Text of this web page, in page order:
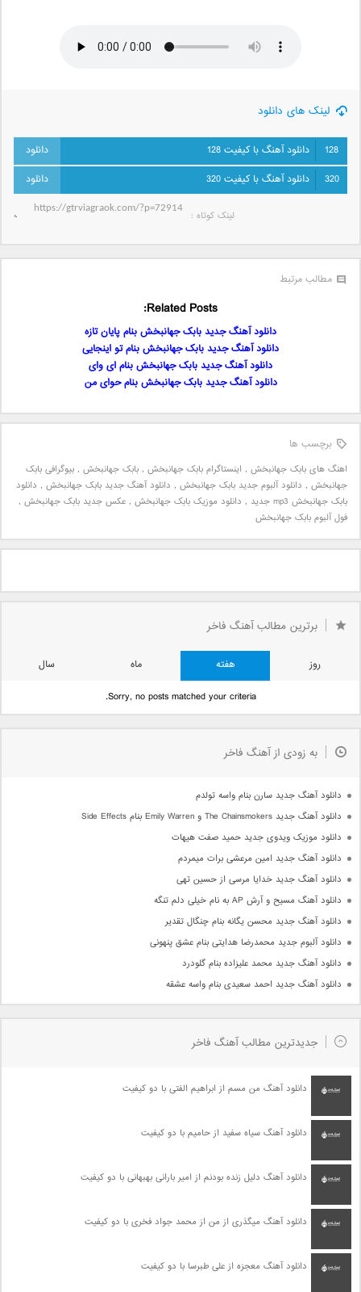
لینک های دانلود
128
دانلود آهنگ با کیفیت 128
320
دانلود آهنگ با کیفیت 320
لینک کوتاه‌ :
مطالب مرتبط
Related Posts:
دانلود آهنگ جدید بابک جهانبخش بنام پایان تازه
دانلود آهنگ جدید بابک جهانبخش بنام تو اینجایی
دانلود آهنگ جدید بابک جهانبخش بنام ای وای
دانلود آهنگ جدید بابک جهانبخش بنام حوای من
برچسب ها
اهنگ های بابک جهانبخش , اینستاگرام بابک جهانبخش , بابک جهانبخش , بیوگرافی بابک
جهانبخش , دانلود آلبوم جدید بابک جهانبخش , دانلود آهنگ جدید بابک جهانبخش , دانلود
بابک جهانبخش mp3 جدید
, دانلود موزیک بابک جهانبخش , عکس جدید بابک جهانبخش ,
فول آلبوم بابک جهانبخش
برترین مطالب آهنگ فاخر
روز هفته ماه
سال
Sorry, no posts matched your criteria.
به زودی از آهنگ فاخر
دانلود آهنگ جدید سارن بنام واسه تولدم
دانلود آهنگ جدید The Chainsmokers و Emily Warren بنام Side Effects
دانلود موزیک ویدوی جدید حمید صفت هیهات
دانلود آهنگ جدید امین مرعشی برات میمردم
دانلود آهنگ جدید خدایا مرسی از حسین تهی
دانلود آهنگ مسیح و آرش AP به نام خیلی دلم تنگه
دانلود آهنگ جدید محسن یگانه بنام چنگال تقدیر
دانلود آلبوم جدید محمدرضا هدایتی بنام عشق پنهونی
دانلود آهنگ جدید محمد علیزاده بنام گلودرد
دانلود آهنگ جدید احمد سعیدی بنام واسه عشقه
جدیدترین مطالب آهنگ فاخر
دانلود آهنگ من مسم از ابراهیم الفتی با دو کیفیت
دانلود آهنگ سیاه سفید از حامیم با دو کیفیت
دانلود آهنگ دلیل زنده بودنم از امیر بارانی بهبهانی با دو کیفیت
دانلود آهنگ میگذری از من از محمد جواد فخری با دو کیفیت
دانلود آهنگ معجزه از علی طبرسا با دو کیفیت